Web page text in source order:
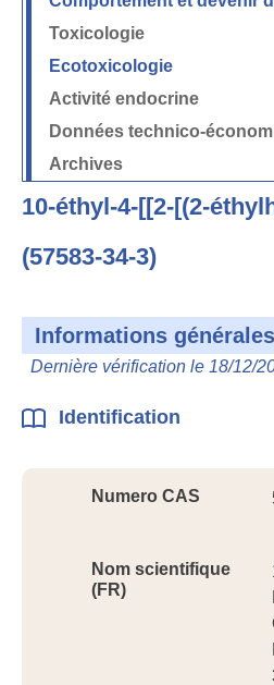
Toxicologie
Ecotoxicologie
Activité endocrine
Données technico-
Archives
10-éthyl-4-[[2-[(2-
(57583-34-3)
Informations générales
Dernière vérification le 18/12/
Identification
Numero CAS
Nom scientifique
(FR)